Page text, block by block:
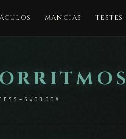
MANCIAS TESTES
SWOBODA